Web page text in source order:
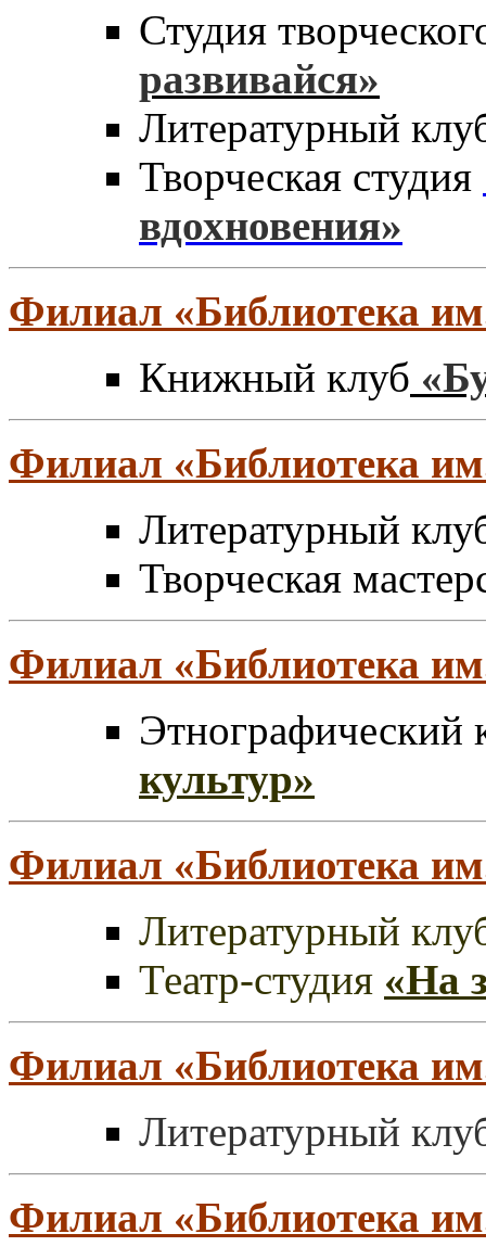
Студия
развивайся»
Литературный
Творческая студия
вдохновения»
Филиал «Библиотека
Книжный клуб
Филиал «Библиотека
Литературный
Творческая
Филиал «Библиотека
Этнографический
культур»
Филиал «Библиотека
Литературный
Театр-студия «На
Филиал «Библиотека
Литературный
Филиал «Библиотека